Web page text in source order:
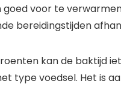
goed voor te
bereidingstijden
kan de baktijd
type voedsel. Het is